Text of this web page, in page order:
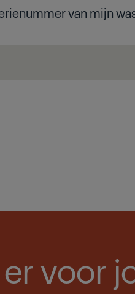
van mijn
voor